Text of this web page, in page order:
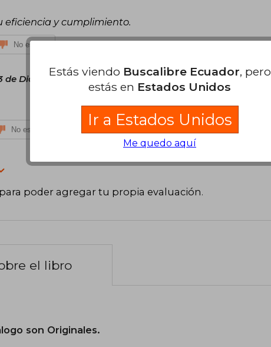
eficiencia y cumplimiento.
No es útil
de Diciembre, 2018
No es útil
para poder agregar tu propia evaluación.
el libro
son Originales.
Estás viendo Buscalibre Ecuador, pero
estás en Estados Unidos
Ir a Estados Unidos
Me quedo aquí